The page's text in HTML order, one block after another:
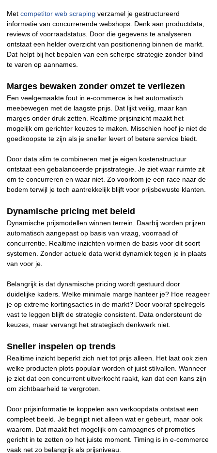
Met competitor web scraping verzamel je gestructureerd
informatie van concurrerende webshops. Denk aan productdata,
reviews of voorraadstatus. Door die gegevens te analyseren
ontstaat een helder overzicht van positionering binnen de markt.
Dat helpt bij het bepalen van een scherpe strategie zonder blind
te varen op aannames.
Marges bewaken zonder omzet te verliezen
Een veelgemaakte fout in e-commerce is het automatisch
meebewegen met de laagste prijs. Dat lijkt veilig, maar kan
marges onder druk zetten. Realtime prijsinzicht maakt het
mogelijk om gerichter keuzes te maken. Misschien hoef je niet de
goedkoopste te zijn als je sneller levert of betere service biedt.
Door data slim te combineren met je eigen kostenstructuur
ontstaat een gebalanceerde prijsstrategie. Je ziet waar ruimte zit
om te concurreren en waar niet. Zo voorkom je een race naar de
bodem terwijl je toch aantrekkelijk blijft voor prijsbewuste klanten.
Dynamische pricing met beleid
Dynamische prijsmodellen winnen terrein. Daarbij worden prijzen
automatisch aangepast op basis van vraag, voorraad of
concurrentie. Realtime inzichten vormen de basis voor dit soort
systemen. Zonder actuele data werkt dynamiek tegen je in plaats
van voor je.
Belangrijk is dat dynamische pricing wordt gestuurd door
duidelijke kaders. Welke minimale marge hanteer je? Hoe reageer
je op extreme kortingsacties in de markt? Door vooraf spelregels
vast te leggen blijft de strategie consistent. Data ondersteunt de
keuzes, maar vervangt het strategisch denkwerk niet.
Sneller inspelen op trends
Realtime inzicht beperkt zich niet tot prijs alleen. Het laat ook zien
welke producten plots populair worden of juist stilvallen. Wanneer
je ziet dat een concurrent uitverkocht raakt, kan dat een kans zijn
om zichtbaarheid te vergroten.
Door prijsinformatie te koppelen aan verkoopdata ontstaat een
compleet beeld. Je begrijpt niet alleen wat er gebeurt, maar ook
waarom. Dat maakt het mogelijk om campagnes of promoties
gericht in te zetten op het juiste moment. Timing is in e-commerce
vaak net zo belangrijk als prijsniveau.